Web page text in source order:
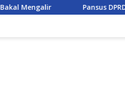
Pansus DPRD Sulteng Janji Kawal